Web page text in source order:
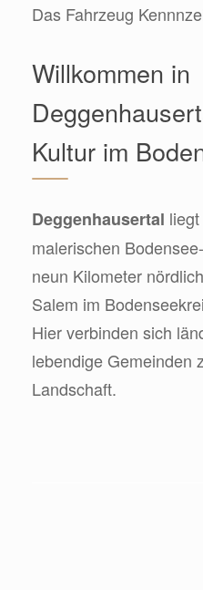
Das Fahrzeug
Willkommen in
Kultur im
Deggenhausertal
malerischen
neun Kilometer
Salem im
Hier verbinden sich
lebendige Gemeinden
Landschaft.